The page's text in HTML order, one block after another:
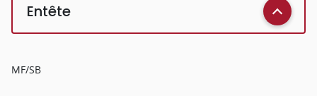
Entête
MF/SB